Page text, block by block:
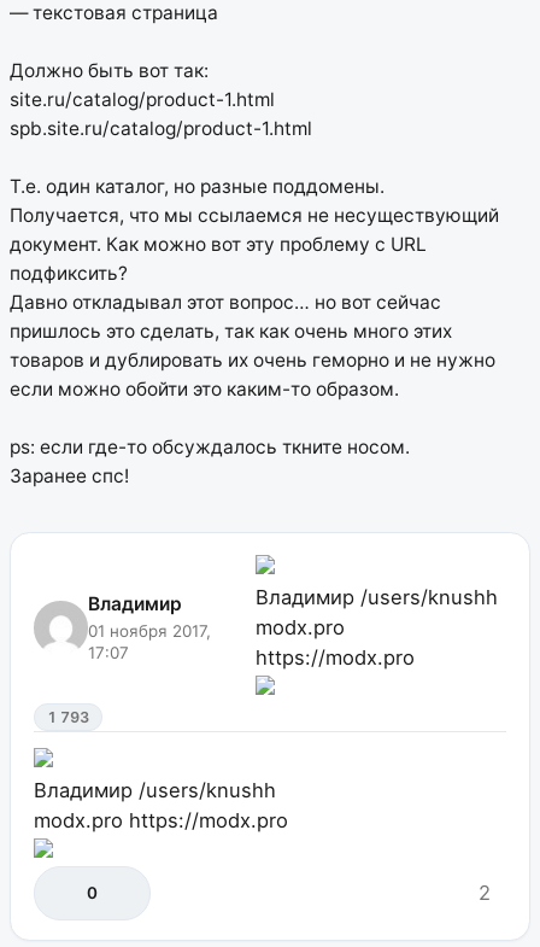
— текстовая страница
Должно быть вот так:
site.ru/catalog/product-1.html
spb.site.ru/catalog/product-1.html
Т.е. один каталог, но разные поддомены.
Получается, что мы ссылаемся не несуществующий
документ. Как можно вот эту проблему с URL
подфиксить?
Давно откладывал этот вопрос… но вот сейчас
пришлось это сделать, так как очень много этих
товаров и дублировать их очень геморно и не нужно
если можно обойти это каким-то образом.
ps: если где-то обсуждалось ткните носом.
Заранее спс!
Владимир
01 ноября 2017,
17:07
Владимир /users/knushh
modx.pro
https://modx.pro
1 793
Владимир /users/knushh
modx.pro https://modx.pro
0 2